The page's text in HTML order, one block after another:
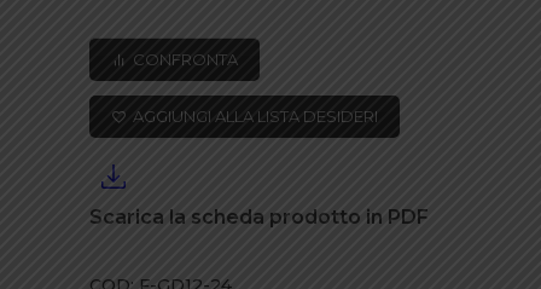
BATTERIA
AGM
quantità
CONFRONTA
AGGIUNGI ALLA LISTA DESIDERI
Scarica la scheda prodotto in PDF